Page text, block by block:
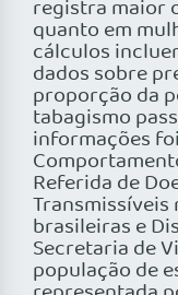
registra maior
quanto em
cálculos
dados sobre
proporção da
tabagismo
informações
Referida de
Transmissíveis
brasileiras e
Secretaria de
população de